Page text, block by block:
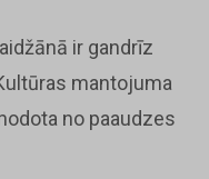
ir gandrīz
mantojuma
no paaudzes